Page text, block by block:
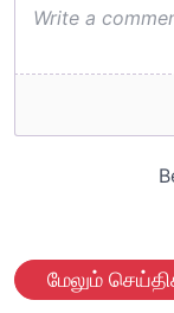
மேலும்